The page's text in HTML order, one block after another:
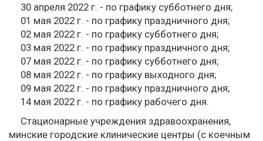
30 апреля 2022 г. - по графику субботнего дня;
01 мая 2022 г. - по графику праздничного дня;
02 мая 2022 г. - по графику субботнего дня;
03 мая 2022 г. - по графику праздничного дня;
07 мая 2022 г. - по графику субботнего дня;
08 мая 2022 г. - по графику выходного дня;
09 мая 2022 г. - по графику праздничного дня;
14 мая 2022 г. - по графику рабочего дня.
Стационарные учреждения здравоохранения,
минские городские клинические центры (с коечным